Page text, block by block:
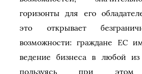
горизонты для его
это открывает
возможности: граждане ЕС
ведение бизнеса в любой из
пользуясь при этом